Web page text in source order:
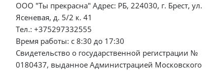
ООО "Ты прекрасна" Адрес: РБ, 224030, г. Брест, ул.
Ясеневая, д. 5/2 к. 41
Тел.: +375297332555
Время работы: с 8:30 до 17:30
Свидетельство о государственной регистрации №
0180437, выданное Администрацией Московского